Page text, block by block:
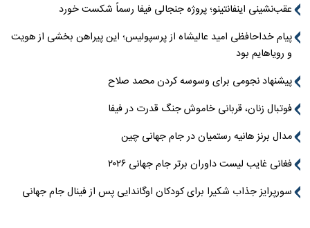
عقب‌نشینی اینفانتینو؛ پروژه جنجالی فیفا رسماً شکست خورد
پیام خداحافظی امید عالیشاه از پرسپولیس؛ این پیراهن بخشی از هویت
و رویاهایم بود
پیشنهاد نجومی برای وسوسه کردن محمد صلاح
فوتبال زنان، قربانی خاموش جنگ قدرت در فیفا
مدال برنز هانیه رستمیان در جام جهانی چین
فغانی غایب لیست داوران برتر جام جهانی ۲۰۲۶
سورپرایز جذاب شکیرا برای کودکان اوگاندایی پس از فینال جام جهانی